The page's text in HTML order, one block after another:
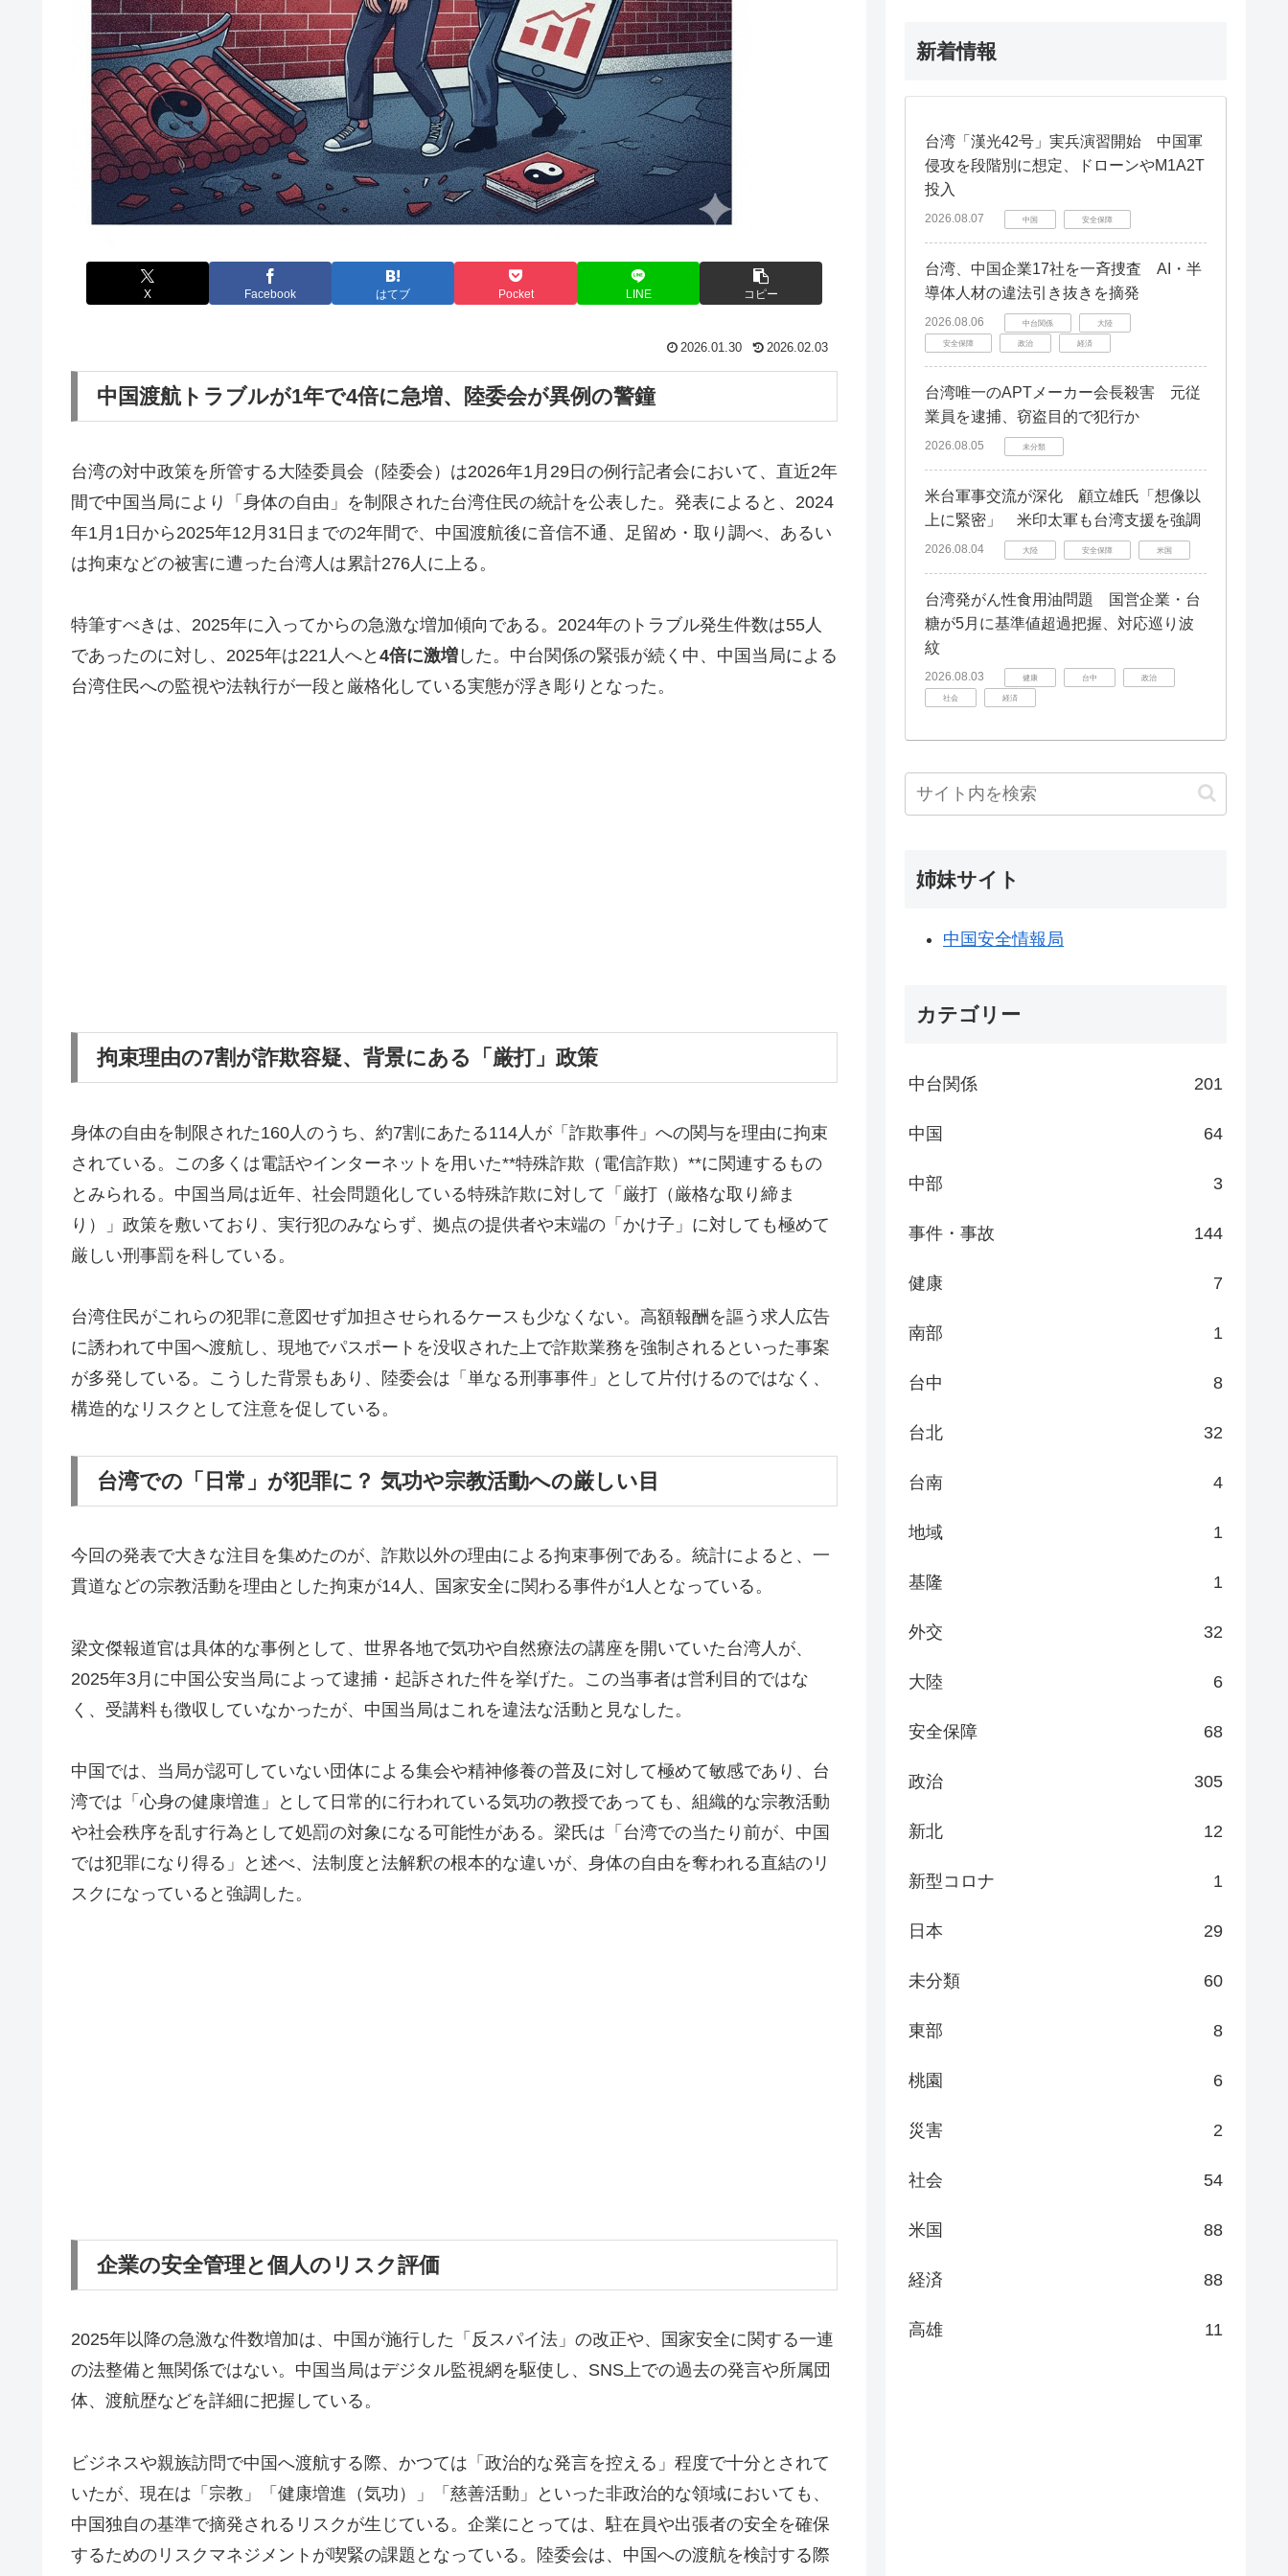
X Facebook はてブ Pocket LINE コピー
2026.01.30 2026.02.03
中国渡航トラブルが1年で4倍に急増、陸委会が異例の警鐘
台湾の対中政策を所管する大陸委員会（陸委会）は2026年1月29日の例行記者会において、直近2年
間で中国当局により「身体の自由」を制限された台湾住民の統計を公表した。発表によると、2024
年1月1日から2025年12月31日までの2年間で、中国渡航後に音信不通、足留め・取り調べ、あるい
は拘束などの被害に遭った台湾人は累計276人に上る。
特筆すべきは、2025年に入ってからの急激な増加傾向である。2024年のトラブル発生件数は55人
であったのに対し、2025年は221人へと 4倍に激増 した。中台関係の緊張が続く中、中国当局による
台湾住民への監視や法執行が一段と厳格化している実態が浮き彫りとなった。
拘束理由の7割が詐欺容疑、背景にある「厳打」政策
身体の自由を制限された160人のうち、約7割にあたる114人が「詐欺事件」への関与を理由に拘束
されている。この多くは電話やインターネットを用いた**特殊詐欺（電信詐欺）**に関連するもの
とみられる。中国当局は近年、社会問題化している特殊詐欺に対して「厳打（厳格な取り締ま
り）」政策を敷いており、実行犯のみならず、拠点の提供者や末端の「かけ子」に対しても極めて
厳しい刑事罰を科している。
台湾住民がこれらの犯罪に意図せず加担させられるケースも少なくない。高額報酬を謳う求人広告
に誘われて中国へ渡航し、現地でパスポートを没収された上で詐欺業務を強制されるといった事案
が多発している。こうした背景もあり、陸委会は「単なる刑事事件」として片付けるのではなく、
構造的なリスクとして注意を促している。
台湾での「日常」が犯罪に？ 気功や宗教活動への厳しい目
今回の発表で大きな注目を集めたのが、詐欺以外の理由による拘束事例である。統計によると、一
貫道などの宗教活動を理由とした拘束が14人、国家安全に関わる事件が1人となっている。
梁文傑報道官は具体的な事例として、世界各地で気功や自然療法の講座を開いていた台湾人が、
2025年3月に中国公安当局によって逮捕・起訴された件を挙げた。この当事者は営利目的ではな
く、受講料も徴収していなかったが、中国当局はこれを違法な活動と見なした。
中国では、当局が認可していない団体による集会や精神修養の普及に対して極めて敏感であり、台
湾では「心身の健康増進」として日常的に行われている気功の教授であっても、組織的な宗教活動
や社会秩序を乱す行為として処罰の対象になる可能性がある。梁氏は「台湾での当たり前が、中国
では犯罪になり得る」と述べ、法制度と法解釈の根本的な違いが、身体の自由を奪われる直結のリ
スクになっていると強調した。
企業の安全管理と個人のリスク評価
2025年以降の急激な件数増加は、中国が施行した「反スパイ法」の改正や、国家安全に関する一連
の法整備と無関係ではない。中国当局はデジタル監視網を駆使し、SNS上での過去の発言や所属団
体、渡航歴などを詳細に把握している。
ビジネスや親族訪問で中国へ渡航する際、かつては「政治的な発言を控える」程度で十分とされて
いたが、現在は「宗教」「健康増進（気功）」「慈善活動」といった非政治的な領域においても、
中国独自の基準で摘発されるリスクが生じている。企業にとっては、駐在員や出張者の安全を確保
するためのリスクマネジメントが喫緊の課題となっている。陸委会は、中国への渡航を検討する際
新着情報
台湾「漢光42号」実兵演習開始 中国軍
侵攻を段階別に想定、ドローンやM1A2T
投入
2026.08.07 中国 安全保障
台湾、中国企業17社を一斉捜査 AI・半
導体人材の違法引き抜きを摘発
2026.08.06 中台関係 大陸
安全保障 政治 経済
台湾唯一のAPTメーカー会長殺害 元従
業員を逮捕、窃盗目的で犯行か
2026.08.05 未分類
米台軍事交流が深化 顧立雄氏「想像以
上に緊密」 米印太軍も台湾支援を強調
2026.08.04 大陸 安全保障 米国
台湾発がん性食用油問題 国営企業・台
糖が5月に基準値超過把握、対応巡り波
紋
2026.08.03 健康 台中 政治
社会 経済
姉妹サイト
中国安全情報局
カテゴリー
中台関係 201
中国 64
中部 3
事件・事故 144
健康 7
南部 1
台中 8
台北 32
台南 4
地域 1
基隆 1
外交 32
大陸 6
安全保障 68
政治 305
新北 12
新型コロナ 1
日本 29
未分類 60
東部 8
桃園 6
災害 2
社会 54
米国 88
経済 88
高雄 11